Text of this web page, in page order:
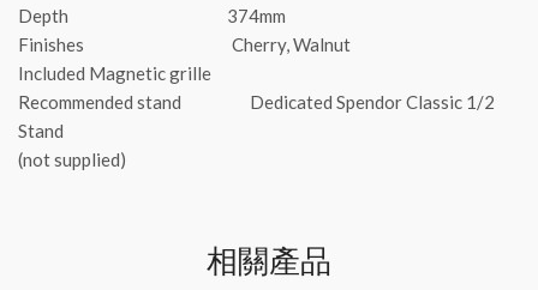
Depth 374mm
Finishes Cherry, Walnut
Included Magnetic grille
Recommended stand Dedicated Spendor Classic 1/2
Stand
(not supplied)
相關產品